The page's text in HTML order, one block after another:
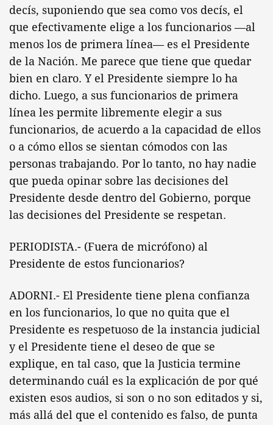
decís, suponiendo que sea como vos decís, el
que efectivamente elige a los funcionarios —al
menos los de primera línea— es el Presidente
de la Nación. Me parece que tiene que quedar
bien en claro. Y el Presidente siempre lo ha
dicho. Luego, a sus funcionarios de primera
línea les permite libremente elegir a sus
funcionarios, de acuerdo a la capacidad de ellos
o a cómo ellos se sientan cómodos con las
personas trabajando. Por lo tanto, no hay nadie
que pueda opinar sobre las decisiones del
Presidente desde dentro del Gobierno, porque
las decisiones del Presidente se respetan.
PERIODISTA.- (Fuera de micrófono) al
Presidente de estos funcionarios?
ADORNI.- El Presidente tiene plena confianza
en los funcionarios, lo que no quita que el
Presidente es respetuoso de la instancia judicial
y el Presidente tiene el deseo de que se
explique, en tal caso, que la Justicia termine
determinando cuál es la explicación de por qué
existen esos audios, si son o no son editados y si,
más allá del que el contenido es falso, de punta